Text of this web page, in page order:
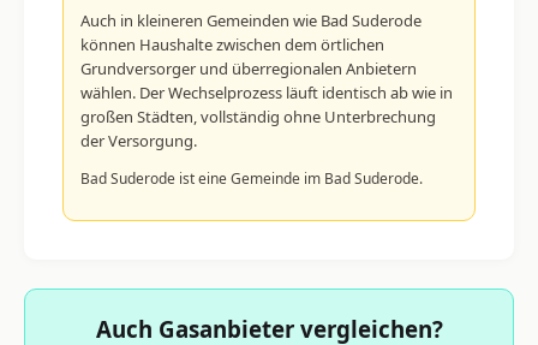
Auch in kleineren Gemeinden wie Bad Suderode
können Haushalte zwischen dem örtlichen
Grundversorger und überregionalen Anbietern
wählen. Der Wechselprozess läuft identisch ab wie in
großen Städten, vollständig ohne Unterbrechung
der Versorgung.
Bad Suderode ist eine Gemeinde im Bad Suderode.
Auch Gasanbieter vergleichen?